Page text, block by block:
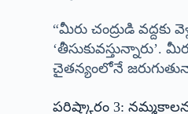
“మీరు చంద్రుడి
‘తీసుకువస్తున్నారు’.
చైతన్యంలోనే
పరిష్కారం 3: